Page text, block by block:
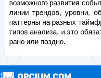
возможного развития
линии трендов, уровни,
паттерны на разных
типов анализа, и это
рано или поздно.